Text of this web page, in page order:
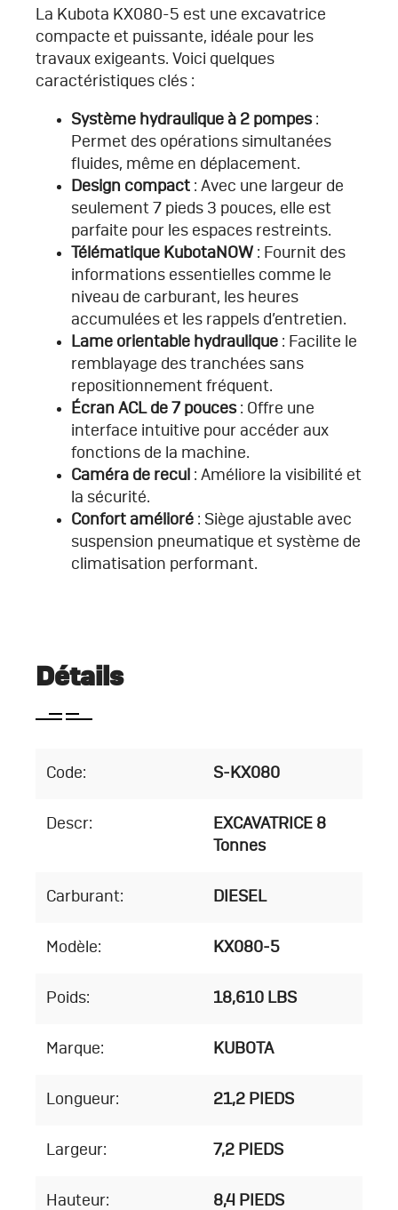
La Kubota KX080-5 est une excavatrice
compacte et puissante, idéale pour les
travaux exigeants. Voici quelques
caractéristiques clés :
Système hydraulique à 2 pompes:
Permet des opérations simultanées
fluides, même en déplacement.
Design compact : Avec une largeur de
seulement 7 pieds 3 pouces, elle est
parfaite pour les espaces restreints.
Télématique KubotaNOW : Fournit des
informations essentielles comme le
niveau de carburant, les heures
accumulées et les rappels d’entretien.
Lame orientable hydraulique : Facilite le
remblayage des tranchées sans
repositionnement fréquent.
Écran ACL de 7 pouces: Offre une
interface intuitive pour accéder aux
fonctions de la machine.
Caméra de recul : Améliore la visibilité et
la sécurité.
Confort amélioré : Siège ajustable avec
suspension pneumatique et système de
climatisation performant.
Détails
Code: S-KX080
Descr:
EXCAVATRICE 8
Tonnes
Carburant: DIESEL
Modèle: KX080-5
Poids: 18,610 LBS
Marque: KUBOTA
Longueur: 21,2 PIEDS
Largeur: 7,2 PIEDS
Hauteur: 8,4 PIEDS